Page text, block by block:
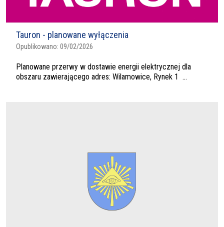
Tauron - planowane wyłączenia
Opublikowano: 09/02/2026
Planowane przerwy w dostawie energii elektrycznej dla
obszaru zawierającego adres: Wilamowice, Rynek 1 ...